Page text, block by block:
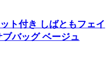
ト付き しばともフェイ
バッグ ベージュ